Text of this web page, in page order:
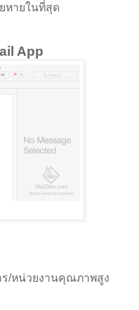
หายในที่สุด
App
ร/หน่วยงานคุณภาพสูง